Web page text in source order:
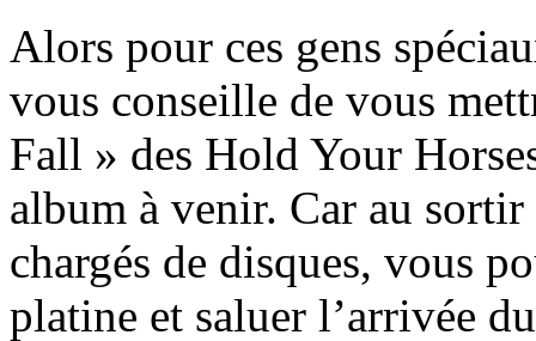
Alors pour ces gens
vous conseille de vous
Fall » des Hold Your
album à venir. Car au
chargés de disques, vous
platine et saluer l’arrivée